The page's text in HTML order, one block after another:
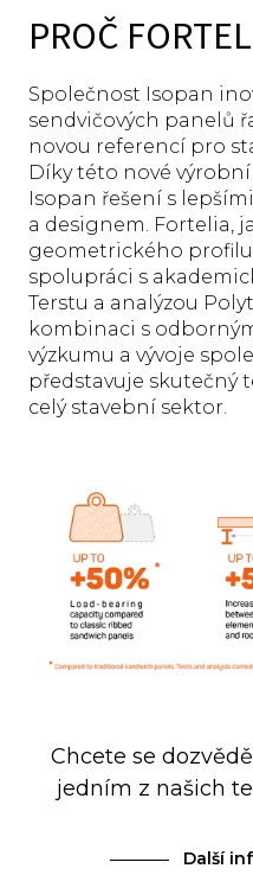
PROČ
Společnost Isopan
sendvičových panelů
novou referencí pro
Díky této nové
Isopan řešení s
a designem. Fortelia,
geometrického profilu
spolupráci s
Terstu a analýzou
kombinaci s
výzkumu a vývoje
představuje skutečný
celý stavební sektor.
Chcete se
jedním z našich
Další